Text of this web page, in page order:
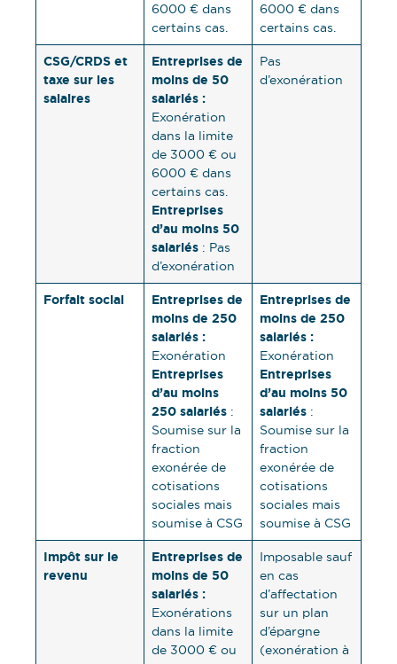
6000 € dans
certains cas.
6000 € dans
certains cas.
CSG/CRDS et
taxe sur les
salaires
Entreprises de
moins de 50
salariés :
Exonération
dans la limite
de 3000 € ou
6000 € dans
certains cas.
Entreprises
d’au moins 50
salariés : Pas
d’exonération
Pas
d’exonération
Forfait social
Entreprises de
moins de 250
salariés :
Exonération
Entreprises
d’au moins
250 salariés :
Soumise sur la
fraction
exonérée de
cotisations
sociales mais
soumise à CSG
Entreprises de
moins de 250
salariés :
Exonération
Entreprises
d’au moins 50
salariés :
Soumise sur la
fraction
exonérée de
cotisations
sociales mais
soumise à CSG
Impôt sur le
revenu
Entreprises de
moins de 50
salariés :
Exonérations
dans la limite
de 3000 € ou
Imposable sauf
en cas
d’affectation
sur un plan
d’épargne
(exonération à